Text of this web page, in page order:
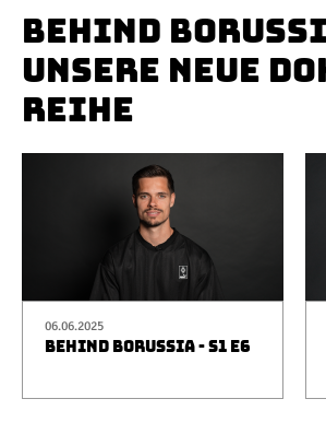
BEHIND
UNSERE NEUE
REIHE
06.06.2025
BEHIND BORUSSIA - S1 E6